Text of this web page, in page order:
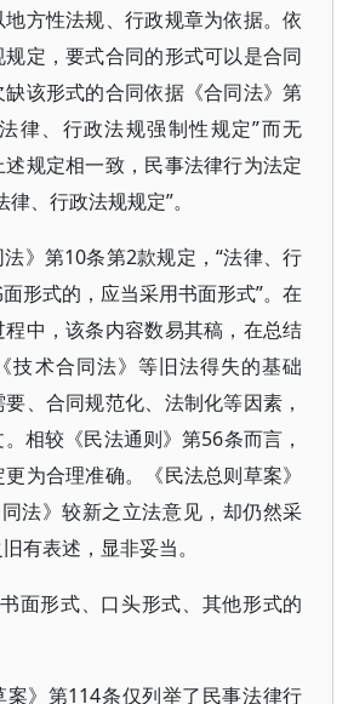
方性法规、行政规章为依据。依
定，要式合同的形式可以是合同
该形式的合同依据《合同法》第
律、行政法规强制性规定”而无
规定相一致，民事法律行为法定
、行政法规规定”。
》第10条第2款规定，“法律、行
形式的，应当采用书面形式”。在
程中，该条内容数易其稿，在总结
技术合同法》等旧法得失的基础
、合同规范化、法制化等因素，
相较《民法通则》第56条而言，
更为合理准确。《民法总则草案》
法》较新之立法意见，却仍然采
有表述，显非妥当。
面形式、口头形式、其他形式的
案》第114条仅列举了民事法律行